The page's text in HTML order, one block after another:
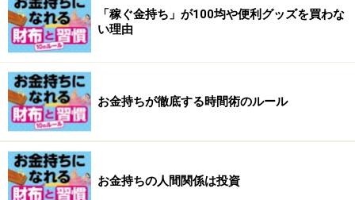
仁さん。すると一目でそのテーマに必要な情報や、それ
ぞれの関係が見えてくると言います。
金持ち体質は情報のアウトプットがうまい
「最近はポストイットではなく、スマホを使っていると
きはエバーノートに書き込んで、あとから整理するとい
う方法も使います。いずれにしても入ってきた情報を具
「稼ぐ金持ち」が100均や便利グッズを買わな
い理由
お金持ちが徹底する時間術のルール
お金持ちの人間関係は投資